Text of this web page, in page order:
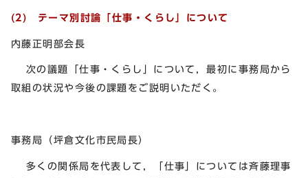
(2) テーマ別討論「仕事・くらし」について
内藤正明部会長
次の議題「仕事・くらし」について，最初に事務局から
取組の状況や今後の課題をご説明いただく。
事務局（坪倉文化市民局長）
多くの関係局を代表して，「仕事」については斉藤理事